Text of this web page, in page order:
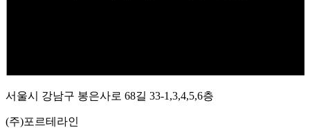
서울시 강남구 봉은사로 68길 33-1,3,4,5,6층
(주)포르테라인